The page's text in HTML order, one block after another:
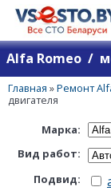
Alfa Romeo /
Главная »Ремонт
двигателя
Марка:
Вид работ:
Подвид: